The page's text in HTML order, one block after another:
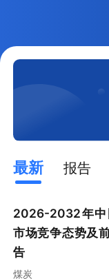
最新 报告
2026-2032年中
市场竞争态势及
告
煤炭